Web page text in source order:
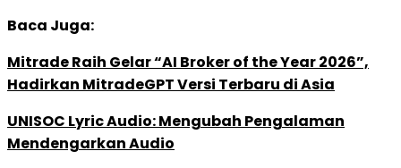
Baca Juga:
Mitrade Raih Gelar “AI Broker of the Year 2026”,
Hadirkan MitradeGPT Versi Terbaru di Asia
UNISOC Lyric Audio: Mengubah Pengalaman
Mendengarkan Audio